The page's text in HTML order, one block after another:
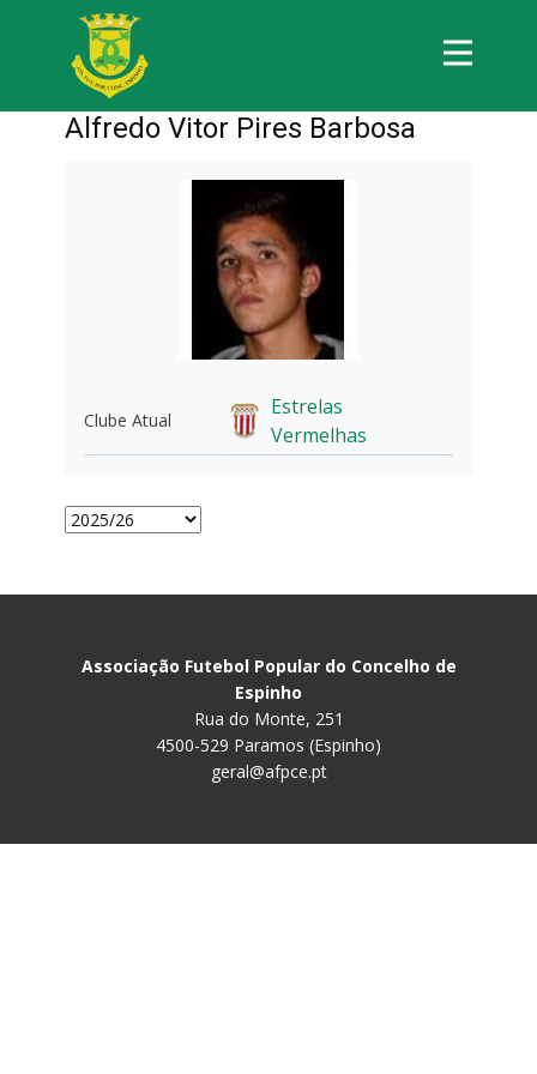
Alfredo Vitor Pires Barbosa
Clube Atual
Estrelas
Vermelhas
Associação Futebol Popular do Concelho de
Espinho
Rua do Monte, 251
4500-529 Paramos (Espinho)
geral@afpce.pt